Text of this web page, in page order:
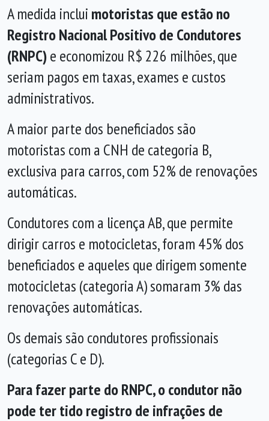
A medida inclui motoristas que estão no
Registro Nacional Positivo de Condutores
(RNPC)e economizou R$ 226 milhões, que
seriam pagos em taxas, exames e custos
administrativos.
A maior parte dos beneficiados são
motoristas com a CNH de categoria B,
exclusiva para carros, com 52% de renovações
automáticas.
Condutores com a licença AB, que permite
dirigir carros e motocicletas, foram 45% dos
beneficiados e aqueles que dirigem somente
motocicletas (categoria A) somaram 3% das
renovações automáticas.
Os demais são condutores profissionais
(categorias C e D).
Para fazer parte do RNPC, o condutor não
pode ter tido registro de infrações de